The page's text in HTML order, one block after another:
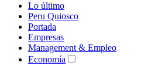
Lo último
Peru Quiosco
Portada
Empresas
Management & Empleo
Economía